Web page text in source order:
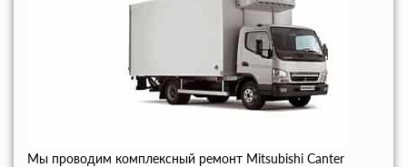
Мы проводим комплексный ремонт Mitsubishi Canter